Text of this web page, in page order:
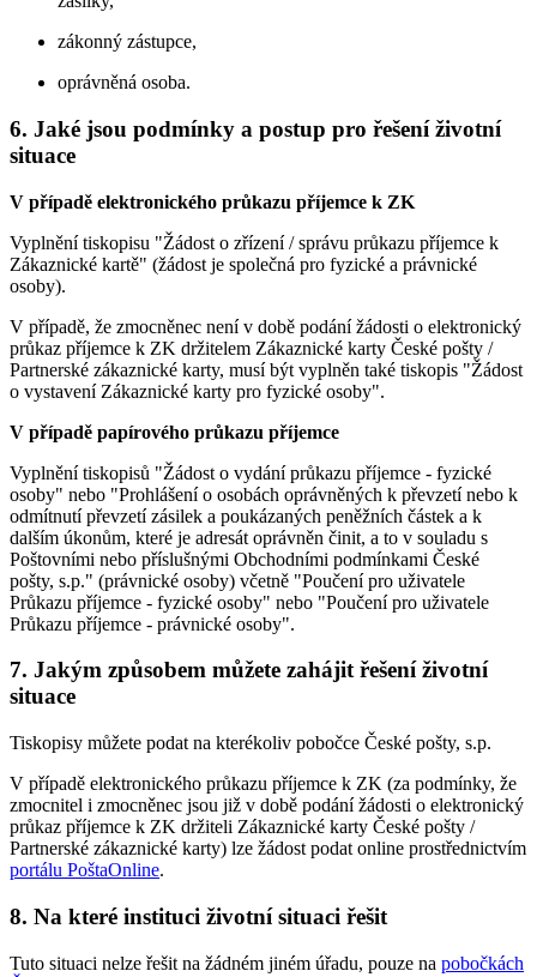
zákonný zástupce,
oprávněná osoba.
6. Jaké jsou podmínky a postup pro řešení životní
situace
V případě elektronického průkazu příjemce k ZK
Vyplnění tiskopisu "Žádost o zřízení / správu průkazu příjemce k
Zákaznické kartě" (žádost je společná pro fyzické a právnické
osoby).
V případě, že zmocněnec není v době podání žádosti o elektronický
průkaz příjemce k ZK držitelem Zákaznické karty České pošty /
Partnerské zákaznické karty, musí být vyplněn také tiskopis "Žádost
o vystavení Zákaznické karty pro fyzické osoby".
V případě papírového průkazu příjemce
Vyplnění tiskopisů "Žádost o vydání průkazu příjemce - fyzické
osoby" nebo "Prohlášení o osobách oprávněných k převzetí nebo k
odmítnutí převzetí zásilek a poukázaných peněžních částek a k
dalším úkonům, které je adresát oprávněn činit, a to v souladu s
Poštovními nebo příslušnými Obchodními podmínkami České
pošty, s.p." (právnické osoby) včetně "Poučení pro uživatele
Průkazu příjemce - fyzické osoby" nebo "Poučení pro uživatele
Průkazu příjemce - právnické osoby".
7. Jakým způsobem můžete zahájit řešení životní
situace
Tiskopisy můžete podat na kterékoliv pobočce České pošty, s.p.
V případě elektronického průkazu příjemce k ZK (za podmínky, že
zmocnitel i zmocněnec jsou již v době podání žádosti o elektronický
průkaz příjemce k ZK držiteli Zákaznické karty České pošty /
Partnerské zákaznické karty) lze žádost podat online prostřednictvím
portálu PoštaOnline.
8. Na které instituci životní situaci řešit
Tuto situaci nelze řešit na žádném jiném úřadu, pouze na pobočkách